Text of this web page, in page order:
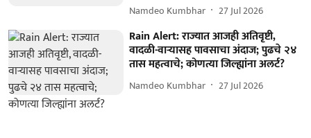
Namdeo Kumbhar 27 Jul 2026
Rain Alert: राज्यात आजही अतिवृष्टी,
वादळी-वाऱ्यासह पावसाचा अंदाज; पुढचे २४
तास महत्वाचे; कोणत्या जिल्ह्यांना अलर्ट?
Namdeo Kumbhar 27 Jul 2026